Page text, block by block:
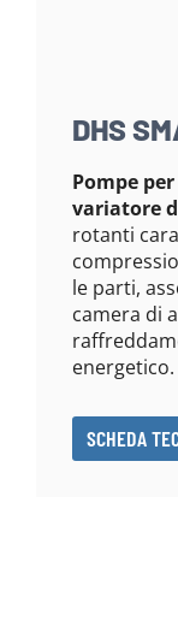
DHS
Pompe
variatore
rotanti
le parti,
camera di
energetico.
SCHEDA